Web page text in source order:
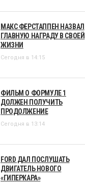
МАКС ФЕРСТАППЕН НАЗВАЛ
ГЛАВНУЮ НАГРАДУ В СВОЕЙ
ЖИЗНИ
Сегодня в 14:15
ФИЛЬМ О ФОРМУЛЕ 1
ДОЛЖЕН ПОЛУЧИТЬ
ПРОДОЛЖЕНИЕ
Сегодня в 13:14
FORD ДАЛ ПОСЛУШАТЬ
ДВИГАТЕЛЬ НОВОГО
«ГИПЕРКАРА»